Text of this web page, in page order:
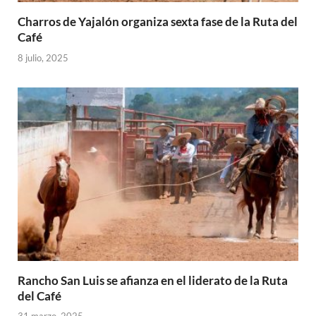
Charros de Yajalón organiza sexta fase de la Ruta del
Café
8 julio, 2025
Rancho San Luis se afianza en el liderato de la Ruta
del Café